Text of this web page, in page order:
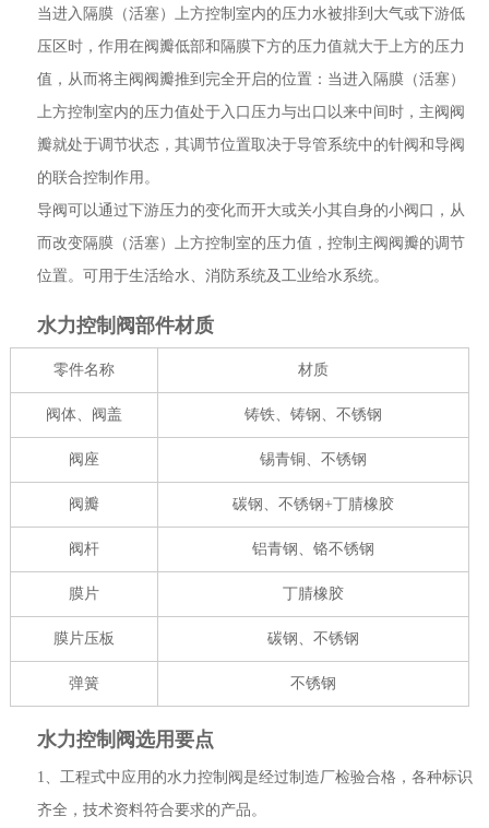
当进入隔膜（活塞）上方控制室内的压力水被排到大气或下游低
压区时，作用在阀瓣低部和隔膜下方的压力值就大于上方的压力
值，从而将主阀阀瓣推到完全开启的位置：当进入隔膜（活塞）
上方控制室内的压力值处于入口压力与出口以来中间时，主阀阀
瓣就处于调节状态，其调节位置取决于导管系统中的针阀和导阀
的联合控制作用。
导阀可以通过下游压力的变化而开大或关小其自身的小阀口，从
而改变隔膜（活塞）上方控制室的压力值，控制主阀阀瓣的调节
位置。可用于生活给水、消防系统及工业给水系统。
水力控制阀部件材质
零件名称 材质
阀体、阀盖 铸铁、铸钢、不锈钢
阀座 锡青铜、不锈钢
阀瓣 碳钢、不锈钢+丁腈橡胶
阀杆 铝青钢、铬不锈钢
膜片 丁腈橡胶
膜片压板 碳钢、不锈钢
弹簧 不锈钢
水力控制阀选用要点
1、工程式中应用的水力控制阀是经过制造厂检验合格，各种标识
齐全，技术资料符合要求的产品。